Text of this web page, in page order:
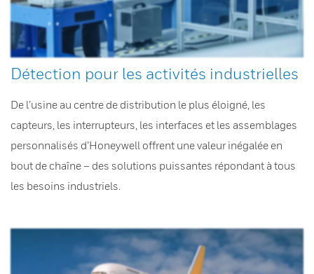
Détection pour les activités industrielles
De l’usine au centre de distribution le plus éloigné, les
capteurs, les interrupteurs, les interfaces et les assemblages
personnalisés d’Honeywell offrent une valeur inégalée en
bout de chaîne – des solutions puissantes répondant à tous
les besoins industriels.